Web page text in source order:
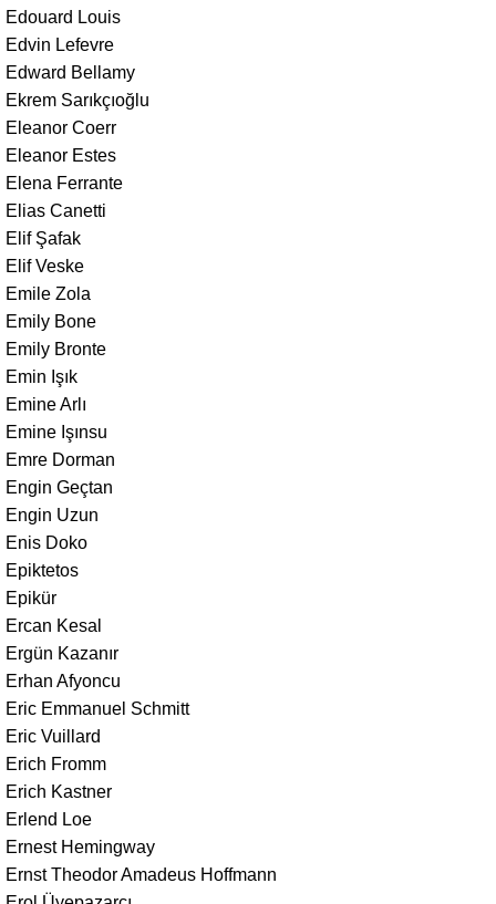
Edouard Louis
Edvin Lefevre
Edward Bellamy
Ekrem Sarıkçıoğlu
Eleanor Coerr
Eleanor Estes
Elena Ferrante
Elias Canetti
Elif Şafak
Elif Veske
Emile Zola
Emily Bone
Emily Bronte
Emin Işık
Emine Arlı
Emine Işınsu
Emre Dorman
Engin Geçtan
Engin Uzun
Enis Doko
Epiktetos
Epikür
Ercan Kesal
Ergün Kazanır
Erhan Afyoncu
Eric Emmanuel Schmitt
Eric Vuillard
Erich Fromm
Erich Kastner
Erlend Loe
Ernest Hemingway
Ernst Theodor Amadeus Hoffmann